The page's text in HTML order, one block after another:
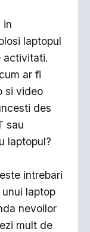
in
laptopul
activitati.
ar fi
si video
des
sau
laptopul?
intrebari
laptop
nevoilor
mult de